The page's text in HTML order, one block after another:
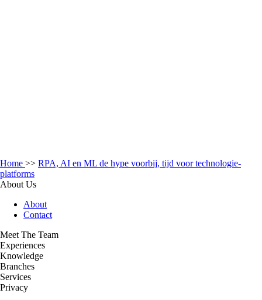
Home >> RPA, AI en ML de hype voorbij, tijd voor technologie-
platforms
About Us
About
Contact
Meet The Team
Experiences
Knowledge
Branches
Services
Privacy